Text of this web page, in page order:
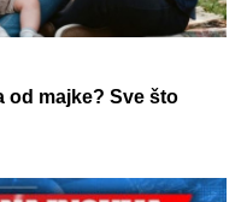
od majke? Sve što